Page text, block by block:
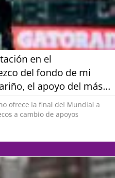
en el
del fondo de mi
el apoyo del más
ofrece la final del Mundial a
a cambio de apoyos